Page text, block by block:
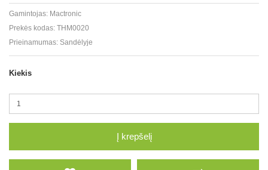
Gamintojas: Mactronic
Prekės kodas: THM0020
Prieinamumas: Sandėlyje
Kiekis
Į krepšelį